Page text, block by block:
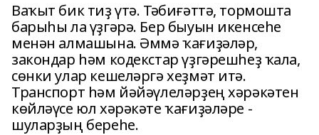
Ваҡыт бик тиҙ үтә. Тәбиғәттә, тормошта
барыһы ла үҙгәрә. Бер быуын икенсеһе
менән алмашына. Әммә ҡағиҙәләр,
закондар һәм кодекстар үҙгәрешһеҙ ҡала,
сөнки улар кешеләргә хеҙмәт итә.
Транспорт һәм йәйәүлеләрҙең хәрәкәтен
көйләүсе юл хәрәкәте ҡағиҙәләре -
шуларҙың береһе.